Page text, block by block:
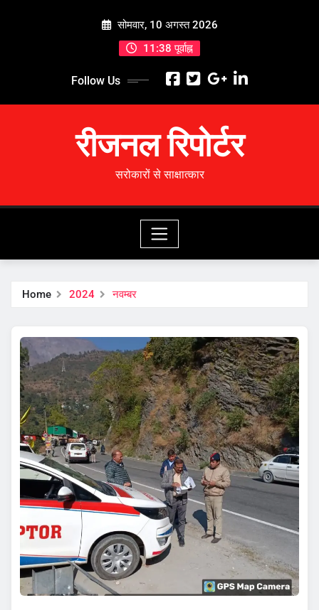
सोमवार, 10 अगस्त 2026
11:38 पूर्वाह्न
Follow Us
रीजनल रिपोर्टर
सरोकारों से साक्षात्कार
Home 2024 नवम्बर